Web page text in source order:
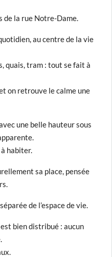
de la rue Notre-Dame.
au centre de la vie
quais, tram : tout se fait à
on retrouve le calme une
une belle hauteur sous
habiter.
sa place, pensée
de l’espace de vie.
bien distribué : aucun